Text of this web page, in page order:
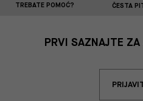
TREBATE POMOĆ? ČESTA
PRVI SAZNAJTE